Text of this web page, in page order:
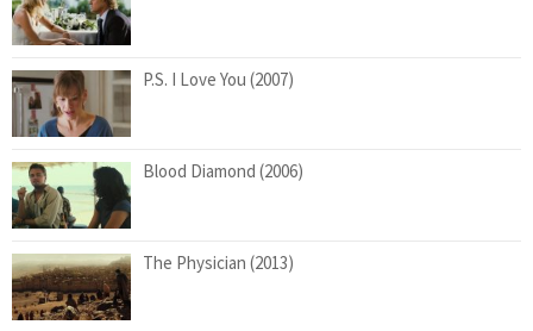
P.S. I Love You (2007)
Blood Diamond (2006)
The Physician (2013)